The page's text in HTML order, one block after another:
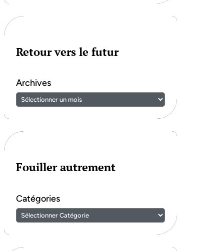
Retour vers le futur
Archives
Fouiller autrement
Catégories